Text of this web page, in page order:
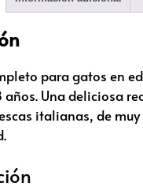
para gatos en
años. Una deliciosa
italianas, de